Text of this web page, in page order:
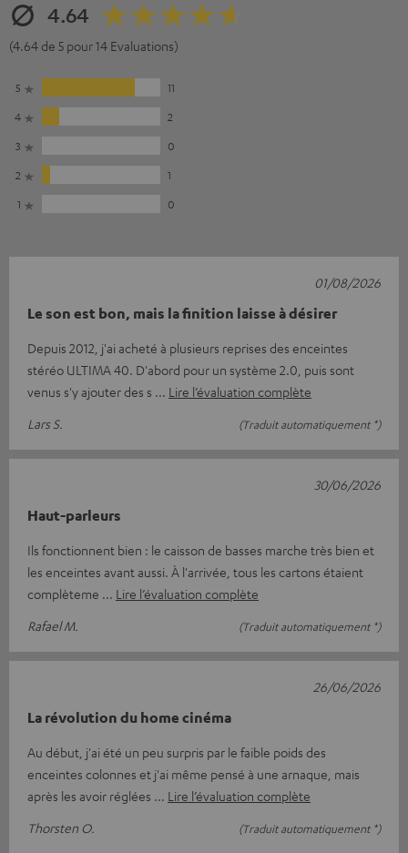
4.64
(4.64 de 5 pour 14 Evaluations)
5
11
4
2
3
0
2
1
1
0
Le son est bon, mais la finition laisse à désirer
Depuis 2012, j'ai acheté à plusieurs reprises des enceintes
stéréo ULTIMA 40. D'abord pour un système 2.0, puis sont
venus s'y ajouter des s
Lire l’évaluation complète
Lars S.
(Traduit automatiquement *)
01/08/2026
Haut-parleurs
Ils fonctionnent bien : le caisson de basses marche très bien et
les enceintes avant aussi. À l'arrivée, tous les cartons étaient
complèteme
Lire l’évaluation complète
Rafael M.
(Traduit automatiquement *)
30/06/2026
La révolution du home cinéma
Au début, j'ai été un peu surpris par le faible poids des
enceintes colonnes et j'ai même pensé à une arnaque, mais
après les avoir réglées
Lire l’évaluation complète
Thorsten O.
(Traduit automatiquement *)
26/06/2026